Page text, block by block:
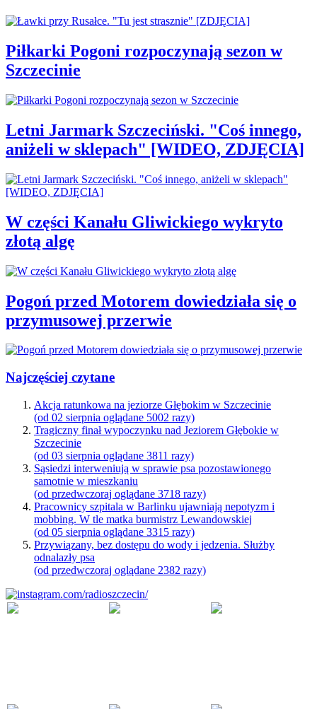
Piłkarki Pogoni rozpoczynają sezon w
Szczecinie
Letni Jarmark Szczeciński. "Coś innego,
aniżeli w sklepach" [WIDEO, ZDJĘCIA]
W części Kanału Gliwickiego wykryto
złotą algę
Pogoń przed Motorem dowiedziała się o
przymusowej przerwie
Najczęściej czytane
Akcja ratunkowa na jeziorze Głębokim w Szczecinie
(od 02 sierpnia oglądane 5002 razy)
Tragiczny finał wypoczynku nad Jeziorem Głębokie w
Szczecinie
(od 03 sierpnia oglądane 3811 razy)
Sąsiedzi interweniują w sprawie psa pozostawionego
samotnie w mieszkaniu
(od przedwczoraj oglądane 3718 razy)
Pracownicy szpitala w Barlinku ujawniają nepotyzm i
mobbing. W tle matka burmistrz Lewandowskiej
(od 05 sierpnia oglądane 3315 razy)
Przywiązany, bez dostępu do wody i jedzenia. Służby
odnalazły psa
(od przedwczoraj oglądane 2382 razy)